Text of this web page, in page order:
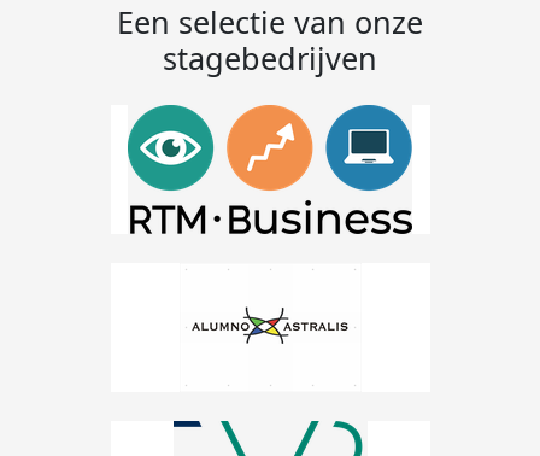
Een selectie van onze
stagebedrijven